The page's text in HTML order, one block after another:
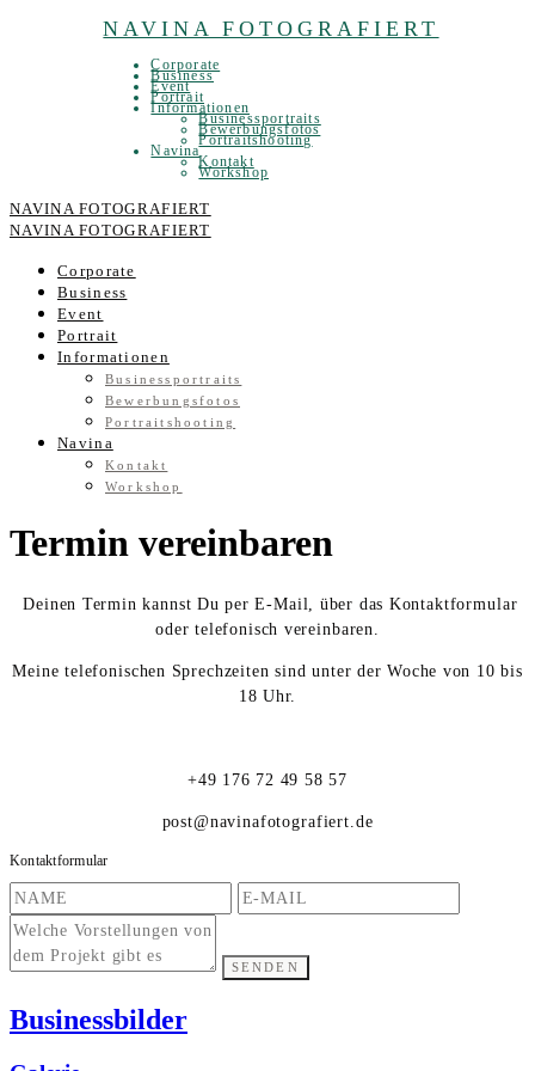
NAVINA FOTOGRAFIERT
Corporate
Business
Event
Portrait
Informationen
Businessportraits
Bewerbungsfotos
Portraitshooting
Navina
Kontakt
Workshop
NAVINA FOTOGRAFIERT
NAVINA FOTOGRAFIERT
Corporate
Business
Event
Portrait
Informationen
Businessportraits
Bewerbungsfotos
Portraitshooting
Navina
Kontakt
Workshop
Termin vereinbaren
Deinen Termin kannst Du per E-Mail, über das Kontaktformular
oder telefonisch vereinbaren.
Meine telefonischen Sprechzeiten sind unter der Woche von 10 bis
18 Uhr.
+49 176 72 49 58 57
post@navinafotografiert.de
Kontaktformular
SENDEN
Businessbilder